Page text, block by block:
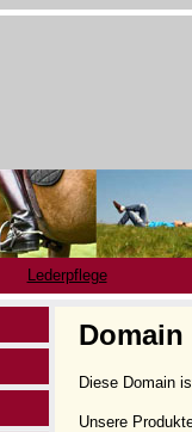
Lederpflege
Diese Domain
Unsere